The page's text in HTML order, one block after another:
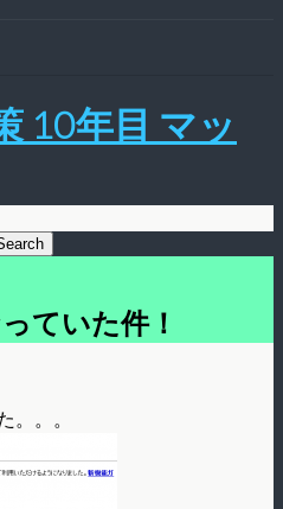
10年目 マッ
ていた件！
。。。